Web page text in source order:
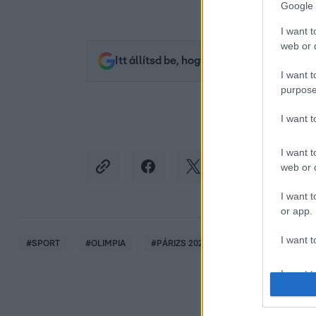
Google
I want
web or
I want
I want
I want
web or
I want
or app.
I want
I want
Itt állítsd be, hogy az RTL.hu az elsők
#SPORT #OLIMPIA #PÁRIZS 2024 #